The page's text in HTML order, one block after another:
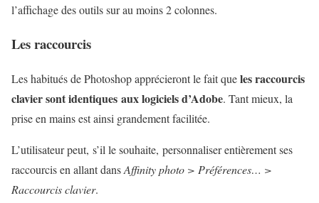
l’affichage des outils sur au moins 2 colonnes.
Les raccourcis
Les habitués de Photoshop apprécieront le fait queles raccourcis
clavier sont identiques aux logiciels d’Adobe. Tant mieux, la
prise en mains est ainsi grandement facilitée.
L’utilisateur peut, s’il le souhaite, personnaliser entièrement ses
raccourcis en allant dansAffinity photo > Préférences… >
Raccourcis clavier.